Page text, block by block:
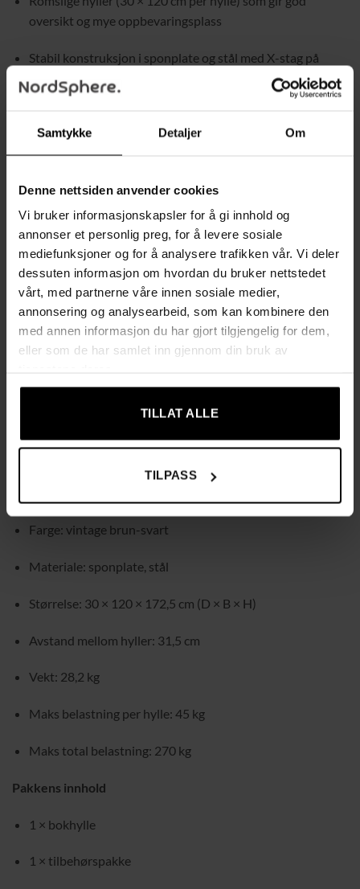
Samtykke Detaljer Om
Denne nettsiden anvender cookies
Vi bruker informasjonskapsler for å gi innhold og
annonser et personlig preg, for å levere sosiale
mediefunksjoner og for å analysere trafikken vår. Vi deler
dessuten informasjon om hvordan du bruker nettstedet
vårt, med partnerne våre innen sosiale medier,
annonsering og analysearbeid, som kan kombinere den
med annen informasjon du har gjort tilgjengelig for dem,
eller som de har samlet inn gjennom din bruk av
TILLAT ALLE
TILPASS
oversikt og mye oppbevaringsplass
Stabil konstruksjon i sponplate og stål med X-stag på
baksiden for ekstra stabilitet
270 kg
Justerbare føtter sørger for at bokhyllen står stødig selv
på litt ujevne gulv
Horisontale sidestenger på hvert nivå hjelper til med å
holde gjenstander på plass og forhindrer at de glir av
Avstand mellom hyllene på 31,5 cm som gir plass til
oppbevaringsbokser og større gjenstander
Farge: vintage brun-svart
Materiale: sponplate, stål
Størrelse: 30 × 120 × 172,5 cm (D × B × H)
Avstand mellom hyller: 31,5 cm
Vekt: 28,2 kg
Maks belastning per hylle: 45 kg
Maks total belastning: 270 kg
Pakkens innhold
1 × bokhylle
1 × tilbehørspakke